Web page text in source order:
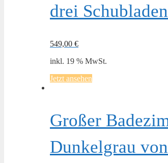
drei
549,00 €
inkl. 19 % MwSt.
Jetzt ansehen
Großer
Dunkelgrau